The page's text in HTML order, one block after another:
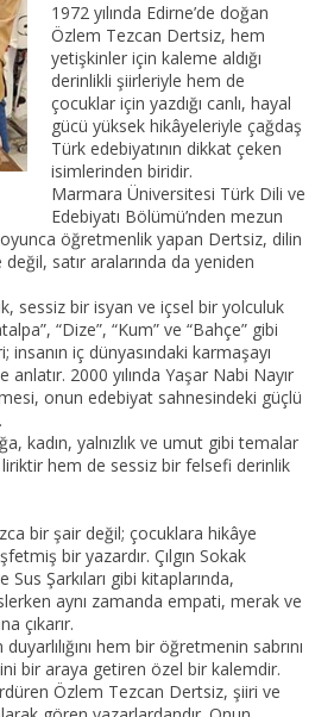
1972 yılında Edirne’de doğan
Özlem Tezcan Dertsiz, hem
yetişkinler için kaleme aldığı
derinlikli şiirleriyle hem de
çocuklar için yazdığı canlı, hayal
gücü yüksek hikâyeleriyle çağdaş
Türk edebiyatının dikkat çeken
isimlerinden biridir.
Marmara Üniversitesi Türk Dili ve
Edebiyatı Bölümü’nden mezun
öğretmenlik yapan Dertsiz, dilin
satır aralarında da yeniden
sessiz bir isyan ve içsel bir yolculuk
“Dize”, “Kum” ve “Bahçe” gibi
insanın iç dünyasındaki karmaşayı
2000 yılında Yaşar Nabi Nayır
onun edebiyat sahnesindeki güçlü
kadın, yalnızlık ve umut gibi temalar
hem de sessiz bir felsefi derinlik
bir şair değil; çocuklara hikâye
bir yazardır. Çılgın Sokak
Şarkıları gibi kitaplarında,
aynı zamanda empati, merak ve
çıkarır.
hem bir öğretmenin sabrını
bir araya getiren özel bir kalemdir.
Özlem Tezcan Dertsiz, şiiri ve